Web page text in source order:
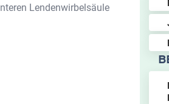
Lendenwirbelsäule